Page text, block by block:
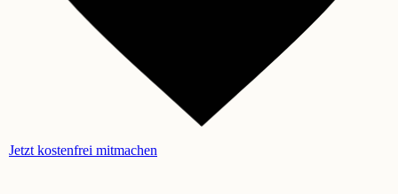
Jetzt kostenfrei mitmachen